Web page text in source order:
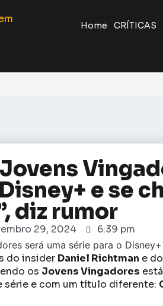
Home CRÍTICAS
e se
diz rumor
29, 2024 6:39 pm
do insider Daniel Richtman e
os Jovens Vingadores
série e com um título diferente: